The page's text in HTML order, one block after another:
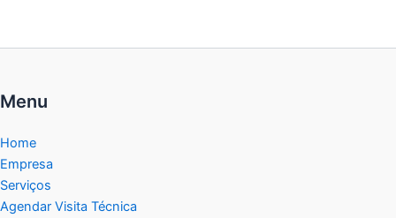
Menu
Home
Empresa
Serviços
Agendar Visita Técnica